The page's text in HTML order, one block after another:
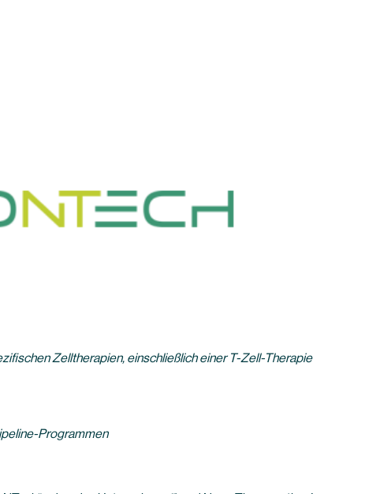
Zelltherapien, einschließlich einer T-Zell-Therapie
Programmen